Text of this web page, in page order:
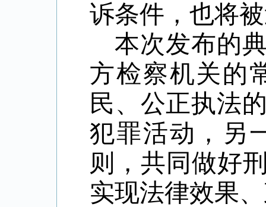
诉条件，也将
本次发布的
方检察机关的
民、公正执法
犯罪活动，另
则，共同做好
实现法律效果